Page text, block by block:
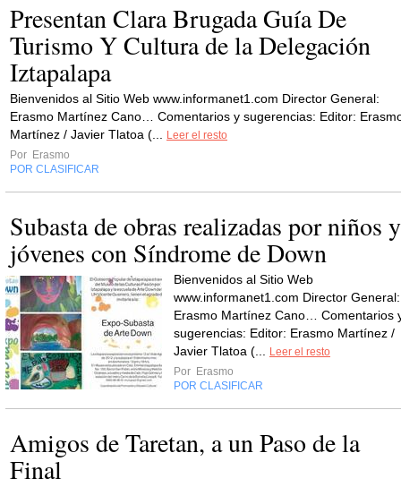
Presentan Clara Brugada Guía De
Turismo Y Cultura de la Delegación
Iztapalapa
Bienvenidos al Sitio Web www.informanet1.com Director General:
Erasmo Martínez Cano… Comentarios y sugerencias: Editor:
Martínez / Javier Tlatoa (...
Leer el resto
Por Erasmo
POR CLASIFICAR
Subasta de obras realizadas por niños y
jóvenes con Síndrome de Down
Bienvenidos al Sitio Web
www.informanet1.com Director General:
Erasmo Martínez Cano… Comentarios
sugerencias: Editor: Erasmo Martínez /
Javier Tlatoa (...
Leer el resto
Por Erasmo
POR CLASIFICAR
Amigos de Taretan, a un Paso de la
Final